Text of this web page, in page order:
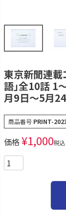
東京新聞連載
語」全10話 1
月9日～5月
商品番号 PRINT-
価格¥1,000税込